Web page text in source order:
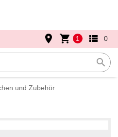
search
place shopping_cart 1 view_list 0
und Zubehör